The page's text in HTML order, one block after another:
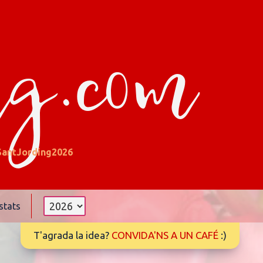
T'agrada la idea? CONVIDA'NS A UN CAFÉ :)